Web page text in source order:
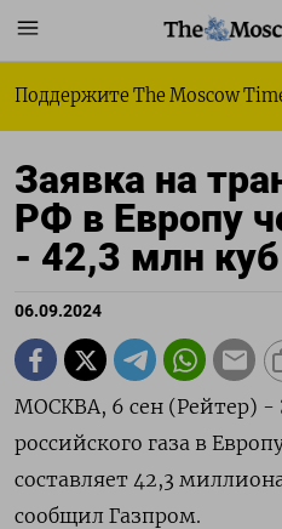
Поддержите The Moscow
Заявка на
РФ в Европу
- 42,3 млн
06.09.2024
МОСКВА, 6 сен (Рейтер) -
российского газа в
составляет 42,3
сообщил Газпром.